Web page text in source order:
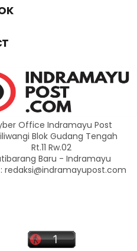
Office Indramayu Post
Blok Gudang Tengah
Rt.11 Rw.02
Baru - Indramayu
redaksi@indramayupost.com